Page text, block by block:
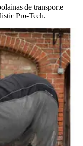
de transporte
Pro-Tech.